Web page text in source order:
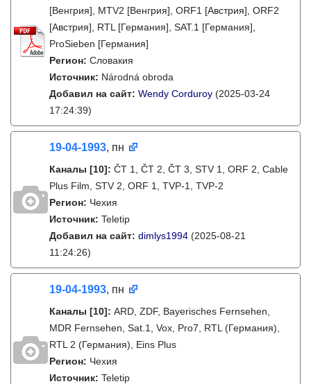
[Венгрия], MTV2 [Венгрия], ORF1 [Австрия], ORF2
[Австрия], RTL [Германия], SAT.1 [Германия],
ProSieben [Германия]
Регион: Словакия
Источник: Národná obroda
Добавил на сайт: Wendy Corduroy (2025-03-24
17:24:39)
19-04-1993, пн
Каналы [10]: ČT 1, ČT 2, ČT 3, STV 1, ORF 2, Cable
Plus Film, STV 2, ORF 1, TVP-1, TVP-2
Регион: Чехия
Источник: Teletip
Добавил на сайт: dimlys1994 (2025-08-21
11:24:26)
19-04-1993, пн
Каналы [10]: ARD, ZDF, Bayerisches Fernsehen,
MDR Fernsehen, Sat.1, Vox, Pro7, RTL (Германия),
RTL 2 (Германия), Eins Plus
Регион: Чехия
Источник: Teletip